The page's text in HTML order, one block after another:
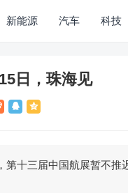
新能源 汽车 科技
日，珠海见
十三届中国航展暂不